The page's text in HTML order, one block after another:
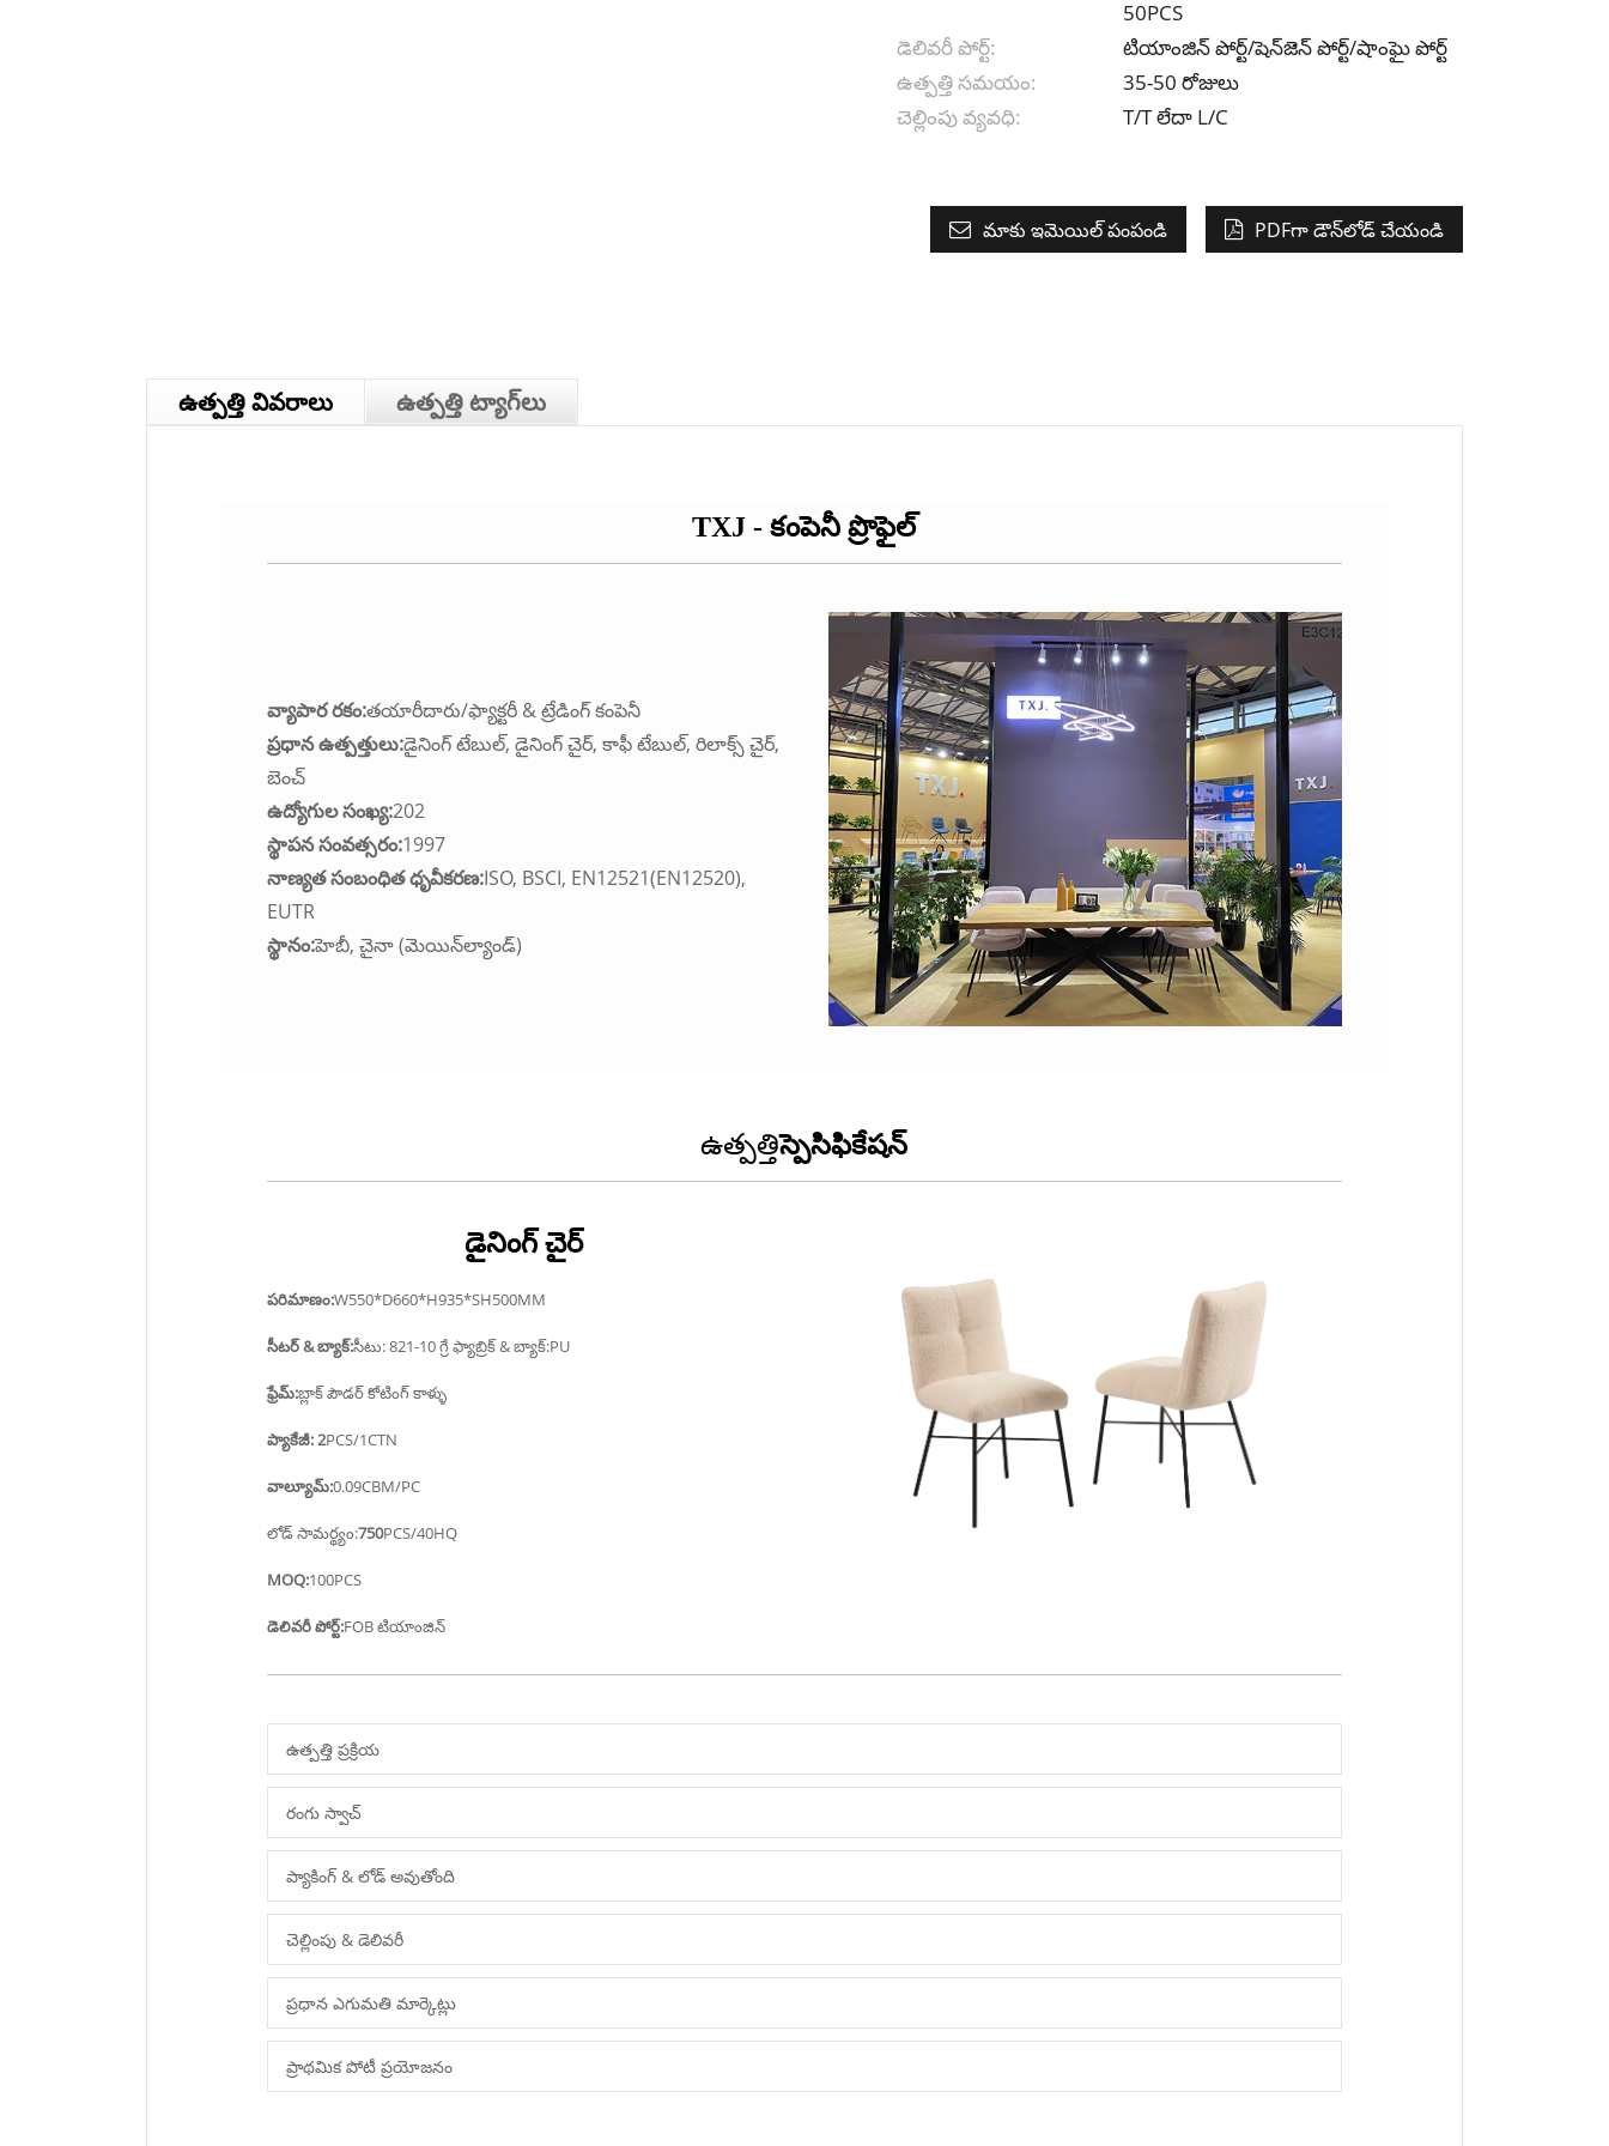
50PCS
డెలివరీ పోర్ట్:
టియాంజిన్ పోర్ట్/షెన్‌జెన్ పోర్ట్/షాంఘై పోర్ట్
ఉత్పత్తి సమయం:
35-50 రోజులు
చెల్లింపు వ్యవధి:
T/T లేదా L/C
మాకు ఇమెయిల్ పంపండి PDFగా డౌన్‌లోడ్ చేయండి
ఉత్పత్తి వివరాలు ఉత్పత్తి ట్యాగ్‌లు
TXJ - కంపెనీ ప్రొఫైల్
వ్యాపార రకం:తయారీదారు/ఫ్యాక్టరీ & ట్రేడింగ్ కంపెనీ
ప్రధాన ఉత్పత్తులు:డైనింగ్ టేబుల్, డైనింగ్ చైర్, కాఫీ టేబుల్, రిలాక్స్ చైర్,
బెంచ్
ఉద్యోగుల సంఖ్య:202
స్థాపన సంవత్సరం:1997
నాణ్యత సంబంధిత ధృవీకరణ:ISO, BSCI, EN12521(EN12520),
EUTR
స్థానం:హెబీ, చైనా (మెయిన్‌ల్యాండ్)
ఉత్పత్తిస్పెసిఫికేషన్
డైనింగ్ చైర్
పరిమాణం:W550*D660*H935*SH500MM
సీటర్ & బ్యాక్:సీటు: 821-10 గ్రే ఫ్యాబ్రిక్ & బ్యాక్:PU
ఫ్రేమ్:బ్లాక్ పౌడర్ కోటింగ్ కాళ్ళు
ప్యాకేజీ: 2PCS/1CTN
వాల్యూమ్:0.09CBM/PC
లోడ్ సామర్థ్యం:750PCS/40HQ
MOQ:100PCS
డెలివరీ పోర్ట్:FOB టియాంజిన్
ఉత్పత్తి ప్రక్రియ
రంగు స్వాచ్
ప్యాకింగ్ & లోడ్ అవుతోంది
చెల్లింపు & డెలివరీ
ప్రధాన ఎగుమతి మార్కెట్లు
ప్రాథమిక పోటీ ప్రయోజనం